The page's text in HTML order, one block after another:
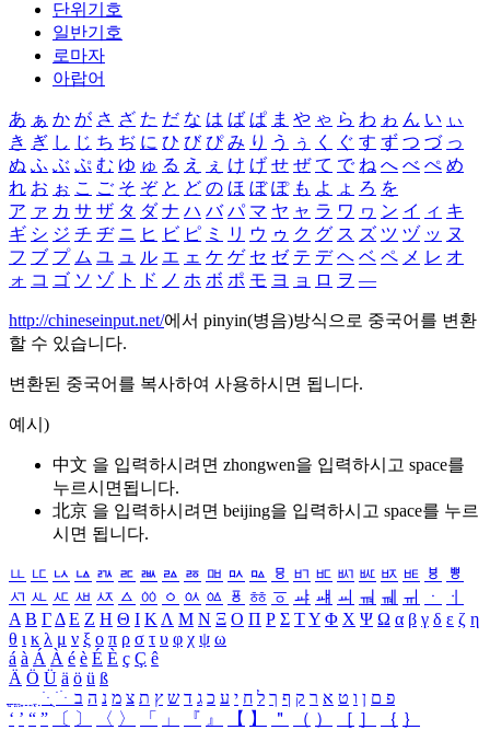
단위기호
일반기호
로마자
아랍어
あ ぁ か が さ ざ た だ な は ば ぱ ま や ゃ ら わ ゎ ん い ぃ
き ぎ し じ ち ぢ に ひ び ぴ み り う ぅ く ぐ す ず つ づ っ
ぬ ふ ぶ ぷ む ゆ ゅ る え ぇ け げ せ ぜ て で ね へ べ ぺ め
れ お ぉ こ ご そ ぞ と ど の ほ ぼ ぽ も よ ょ ろ を
ア ァ カ サ ザ タ ダ ナ ハ バ パ マ ヤ ャ ラ ワ ヮ ン イ ィ キ
ギ シ ジ チ ヂ ニ ヒ ビ ピ ミ リ ウ ゥ ク グ ス ズ ツ ヅ ッ ヌ
フ ブ プ ム ユ ュ ル エ ェ ケ ゲ セ ゼ テ デ ヘ ベ ペ メ レ オ
ォ コ ゴ ソ ゾ ト ド ノ ホ ボ ポ モ ヨ ョ ロ ヲ ―
http://chineseinput.net/에서 pinyin(병음)방식으로 중국어를 변환
할 수 있습니다.
변환된 중국어를 복사하여 사용하시면 됩니다.
예시)
中文 을 입력하시려면 zhongwen을 입력하시고 space를
누르시면됩니다.
北京 을 입력하시려면 beijing을 입력하시고 space를 누르
시면 됩니다.
ㅥ ㅦ ㅧ ㅨ ㅩ ㅪ ㅫ ㅬ ㅭ ㅮ ㅯ ㅰ ㅱ ㅲ ㅳ ㅴ ㅵ ㅶ ㅷ ㅸ
ㅹ
ㅺ ㅻ ㅼ ㅽ ㅾ ㅿ ㆀ ㆁ ㆂ ㆃ ㆄ ㆅ ㆆ ㆇ ㆈ ㆉ ㆊ ㆋ ㆌ ㆍ
ㆎ
Α Β ΓΔ Ε Ζ Η Θ Ι ΚΛ Μ Ν Ξ Ο Π Ρ Σ ΤΥ Φ Χ Ψ Ω α β γ δ ε ζ η
θ ι κ λ μ ν ξ ο π ρ σ τ υ φ χ ψ ω
á à Á À é è É È ç Ç ê
Ä Ö Ü ä ö ü ß
ִֶֹ ֻּ ׁׂ פ ם ן ו ט א ר ק ף ך ל ח י ע כ ג ד ש ץ ת צ מ נ ה ב
‘ ’ “ ” 〔 〕 〈 〉 「 」 『 』 【 】 ＂ （ ） ［ ］ ｛ ｝